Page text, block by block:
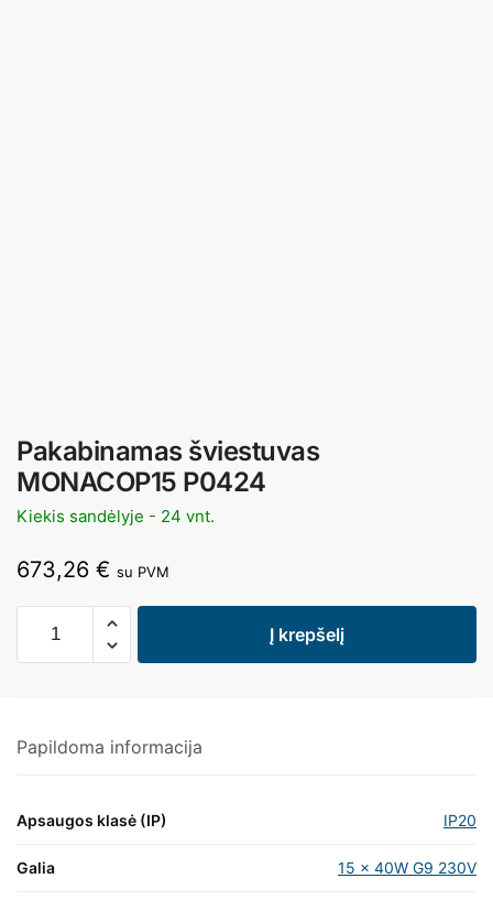
Pakabinamas šviestuvas
MONACOP15 P0424
Kiekis sandėlyje - 24 vnt.
673,26 € su PVM
Į krepšelį
Papildoma informacija
Apsaugos klasė (IP) IP20
Galia 15 x 40W G9 230V